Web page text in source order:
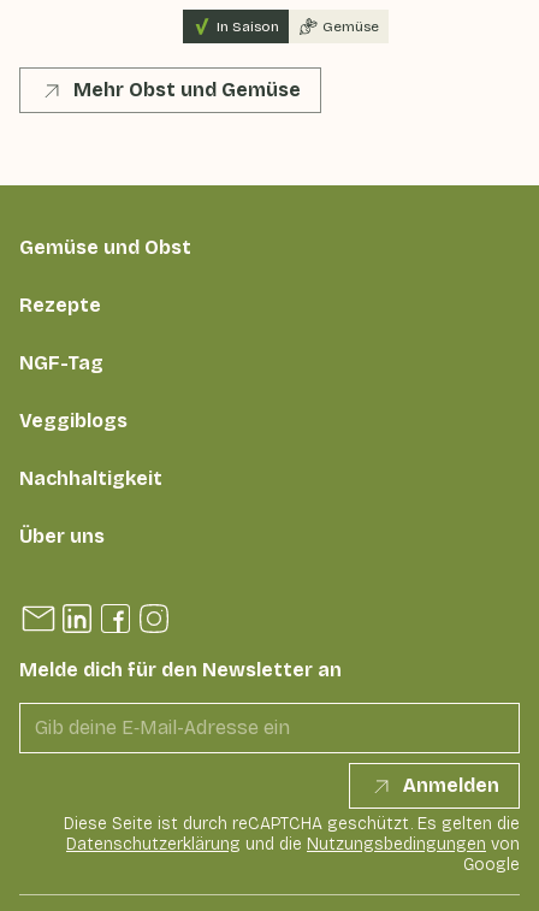
In Saison Gemüse
Mehr Obst und Gemüse
Gemüse und Obst
Rezepte
NGF-Tag
Veggiblogs
Nachhaltigkeit
Über uns
Melde dich für den Newsletter an
Anmelden
Diese Seite ist durch reCAPTCHA geschützt. Es gelten die
Datenschutzerklärung und die Nutzungsbedingungen von
Google